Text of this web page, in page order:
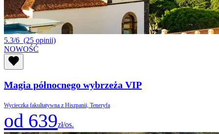
5.3/6 (25 opinii)
NOWOŚĆ
Magia północnego wybrzeża VIP
Wycieczka fakultatywna z Hiszpanii, Teneryfa
od 639zł/os.